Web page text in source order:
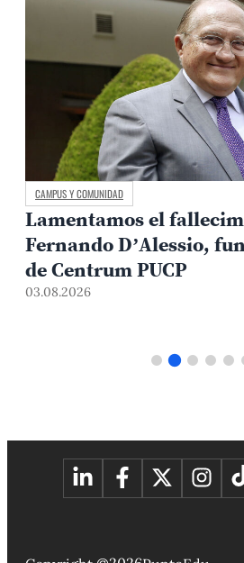
CAMPUS Y COMUNIDAD
Lamentamos el
Fernando D’Alessio,
de Centrum PUCP
03.08.2026